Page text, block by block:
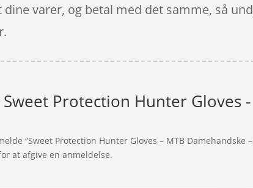
varer, og betal med det samme, så
Sweet Protection Hunter Gloves
“Sweet Protection Hunter Gloves – MTB Damehandske –
at afgive en anmeldelse.